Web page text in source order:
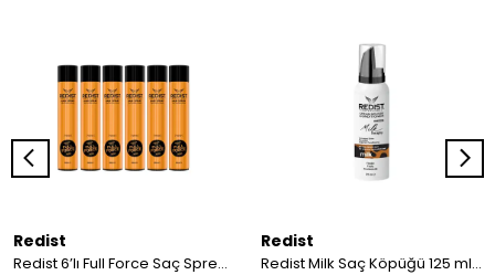
Redist
Redist 6’lı Full Force Saç Spreyi 400 ml | Profesyonel Saç Spreyi Seti
Redist
Redist Milk Saç Köpüğü 125 ml | Besleyici Hacim Ve Doğal Parlaklık